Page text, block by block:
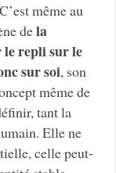
même au
dela
le repli sur le
sur soi, son
même de
tant la
Elle ne
celle peut-